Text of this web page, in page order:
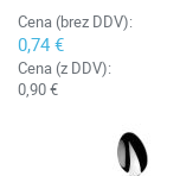
Cena (brez DDV):
0,74 €
Cena (z DDV):
0,90 €